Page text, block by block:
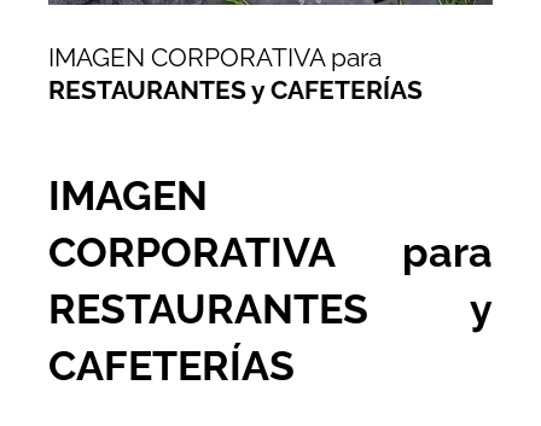
IMAGEN CORPORATIVA para
RESTAURANTES y CAFETERÍAS
IMAGEN
CORPORATIVA para
RESTAURANTES y
CAFETERÍAS